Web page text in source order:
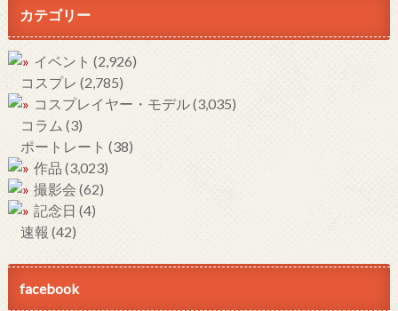
カテゴリー
イベント (2,926)
コスプレ (2,785)
コスプレイヤー・モデル(3,035)
コラム (3)
ポートレート (38)
作品 (3,023)
撮影会 (62)
記念日 (4)
速報 (42)
facebook